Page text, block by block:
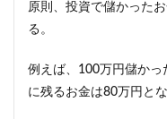
原則、投資で儲かった
る。
例えば、100万円儲か
に残るお金は80万円とな